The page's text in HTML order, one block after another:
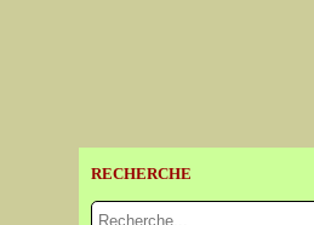
RECHERCHE